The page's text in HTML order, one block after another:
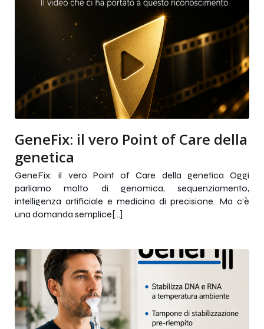
GeneFix: il vero Point of Care della
genetica
GeneFix: il vero Point of Care della genetica Oggi
parliamo molto di genomica, sequenziamento,
intelligenza artificiale e medicina di precisione. Ma c’è
una domanda semplice[…]